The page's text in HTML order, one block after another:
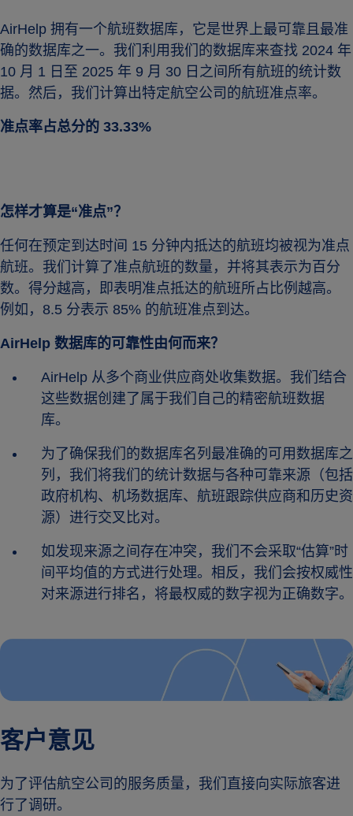
AirHelp 拥有一个航班数据库，它是世界上最可靠且最准
确的数据库之一。我们利用我们的数据库来查找 2024 年
10 月 1 日至 2025 年 9 月 30 日之间所有航班的统计数
据。然后，我们计算出特定航空公司的航班准点率。
准点率占总分的 33.33%
怎样才算是“准点”？
任何在预定到达时间 15 分钟内抵达的航班均被视为准点
航班。我们计算了准点航班的数量，并将其表示为百分
数。得分越高，即表明准点抵达的航班所占比例越高。
例如，8.5 分表示 85% 的航班准点到达。
AirHelp 数据库的可靠性由何而来？
AirHelp 从多个商业供应商处收集数据。我们结合
这些数据创建了属于我们自己的精密航班数据
库。
为了确保我们的数据库名列最准确的可用数据库之
列，我们将我们的统计数据与各种可靠来源（包括
政府机构、机场数据库、航班跟踪供应商和历史资
源）进行交叉比对。
如发现来源之间存在冲突，我们不会采取“估算”时
间平均值的方式进行处理。相反，我们会按权威性
对来源进行排名，将最权威的数字视为正确数字。
客户意见
为了评估航空公司的服务质量，我们直接向实际旅客进
行了调研。